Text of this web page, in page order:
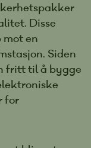
Disse
mot en
Siden
fritt til å bygge
for